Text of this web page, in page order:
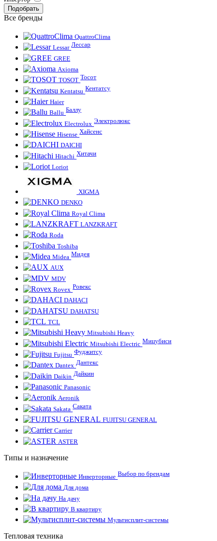
Все бренды
QuattroClima
Lessar Лессар
GREE
Axioma
TOSOT Тосот
Kentatsu Кентатсу
Haier
Ballu Баллу
Electrolux Электролюкс
Hisense Хайсенс
DAICHI
Hitachi Хитачи
Loriot
XIGMA
DENKO
Royal Clima
LANZKRAFT
Roda
Toshiba
Midea Мидея
AUX
MDV
Rovex Ровекс
DAHACI
DAHATSU
TCL
Mitsubishi Heavy
Mitsubishi Electric Мицубиси
Fujitsu Фуджитсу
Dantex Дантекс
Daikin Дайкин
Panasonic
Aeronik
Sakata Саката
FUJITSU GENERAL
Carrier
ASTER
Типы и назначение
Инверторные Выбор по брендам
Для дома
На дачу
В квартиру
Мультисплит-системы
Тепловая техника